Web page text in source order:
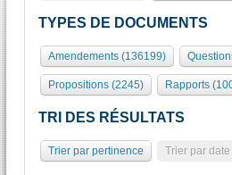
TYPES DE DOCUMENTS
Amendements (136199)
Propositions (2245) Rapports
TRI DES RÉSULTATS
Trier par pertinence Trier par date